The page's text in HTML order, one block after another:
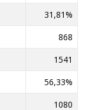
31,81%
868
1541
56,33%
1080